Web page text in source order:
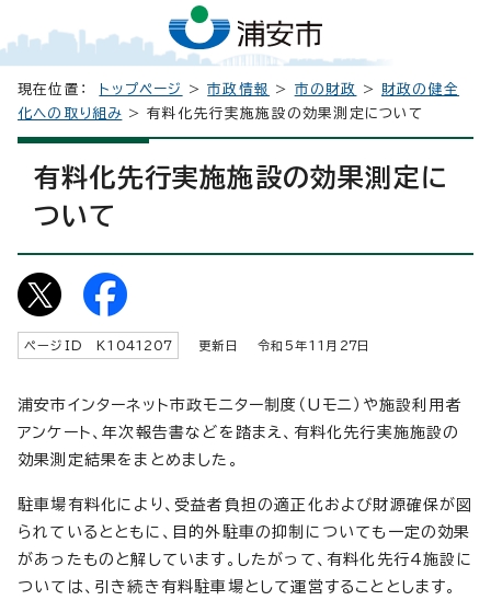
現在位置： トップページ >市政情報 > 市の財政 > 財政の健全
化への取り組み > 有料化先行実施施設の効果測定について
有料化先行実施施設の効果測定に
ついて
ページID K 1041207 更新日 令和5年11 月 27日
浦安市インターネット市政モニター制度（Uモニ）や施設利用者
アンケート、年次報告書などを踏まえ、有料化先行実施施設の
効果測定結果をまとめました。
駐車場有料化により、受益者負担の適正化および財源確保が図
られているとともに、目的外駐車の抑制についても一定の効果
があったものと解しています。したがって、有料化先行4施設に
ついては、引き続き有料駐車場として運営することとします。